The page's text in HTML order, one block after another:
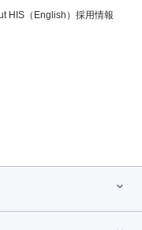
HIS（English） 採用情報